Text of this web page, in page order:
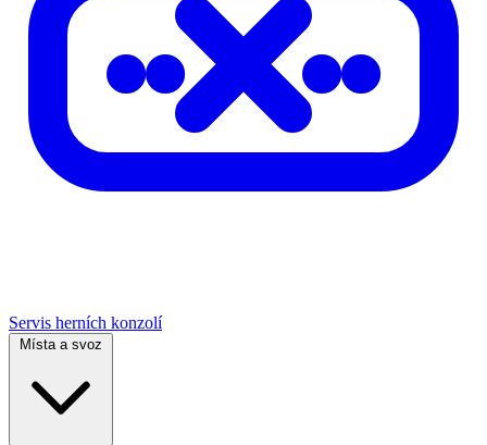
Servis herních konzolí
Místa a svoz